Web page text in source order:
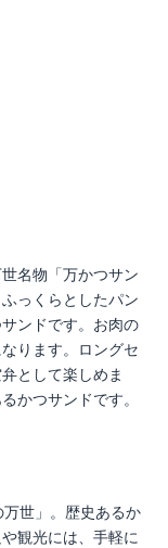
名物「万かつサン
っくらとしたパン
ンドです。お肉の
ります。ロングセ
として楽しめま
かつサンドです。
世」。歴史あるか
観光には、手軽に